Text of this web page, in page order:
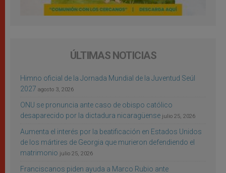
ÚLTIMAS NOTICIAS
Himno oficial de la Jornada Mundial de la Juventud Seúl
2027 agosto 3, 2026
ONU se pronuncia ante caso de obispo católico
desaparecido por la dictadura nicaragüense julio 25, 2026
Aumenta el interés por la beatificación en Estados Unidos
de los mártires de Georgia que murieron defendiendo el
matrimonio julio 25, 2026
Franciscanos piden ayuda a Marco Rubio ante